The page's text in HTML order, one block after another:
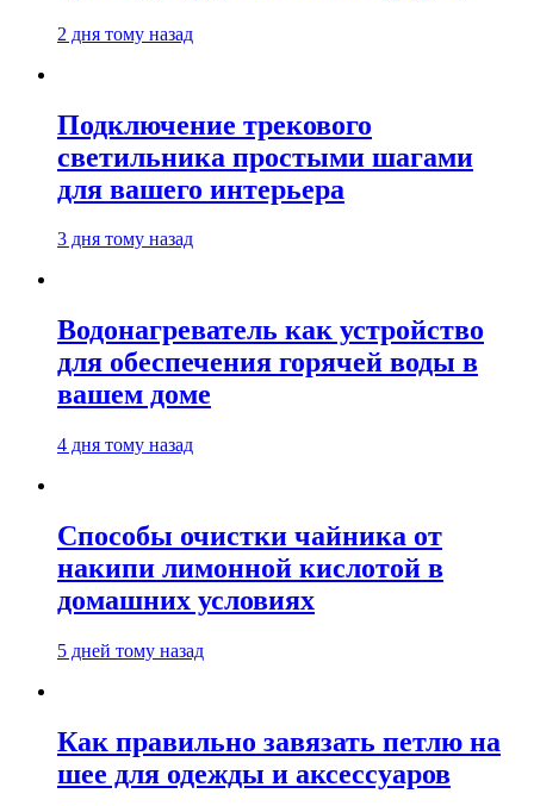
2 дня тому назад
Подключение трекового
светильника простыми шагами
для вашего интерьера
3 дня тому назад
Водонагреватель как устройство
для обеспечения горячей воды в
вашем доме
4 дня тому назад
Способы очистки чайника от
накипи лимонной кислотой в
домашних условиях
5 дней тому назад
Как правильно завязать петлю на
шее для одежды и аксессуаров